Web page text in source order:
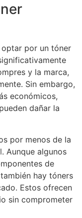
optar por un tóner
y la marca,
Sin embargo,
económicos,
dañar la
por menos de la
Aunque algunos
de
hay tóners
Estos ofrecen
sin comprometer